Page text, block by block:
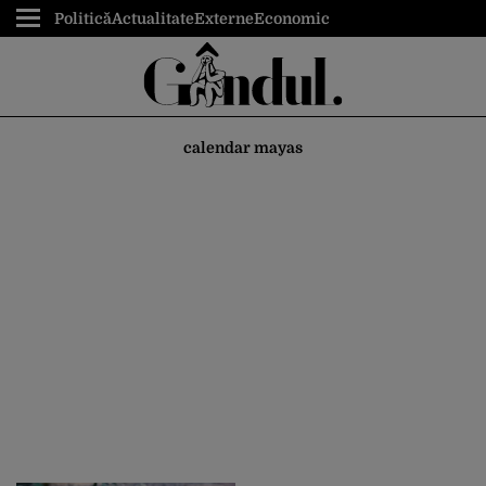
PoliticăActualitateExterneEconomic
calendar mayas